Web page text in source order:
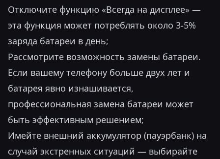
Отключите функцию «Всегда на дисплее» —
эта функция может потреблять около 3-5%
заряда батареи в день;
Рассмотрите возможность замены батареи.
Если вашему телефону больше двух лет и
батарея явно изнашивается,
профессиональная замена батареи может
быть эффективным решением;
Имейте внешний аккумулятор (пауэрбанк) на
случай экстренных ситуаций — выбирайте